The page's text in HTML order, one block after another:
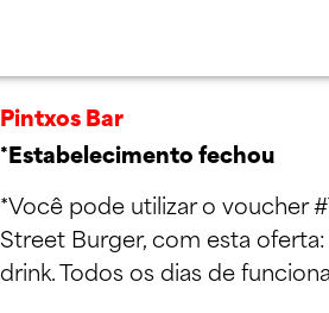
Pintxos Bar
*Estabelecimento fechou
*Você pode utilizar o voucher
Street Burger, com esta
drink. Todos os dias de